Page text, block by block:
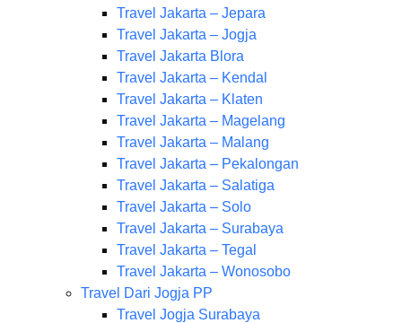
Travel Jakarta – Jepara
Travel Jakarta – Jogja
Travel Jakarta Blora
Travel Jakarta – Kendal
Travel Jakarta – Klaten
Travel Jakarta – Magelang
Travel Jakarta – Malang
Travel Jakarta – Pekalongan
Travel Jakarta – Salatiga
Travel Jakarta – Solo
Travel Jakarta – Surabaya
Travel Jakarta – Tegal
Travel Jakarta – Wonosobo
Travel Dari Jogja PP
Travel Jogja Surabaya